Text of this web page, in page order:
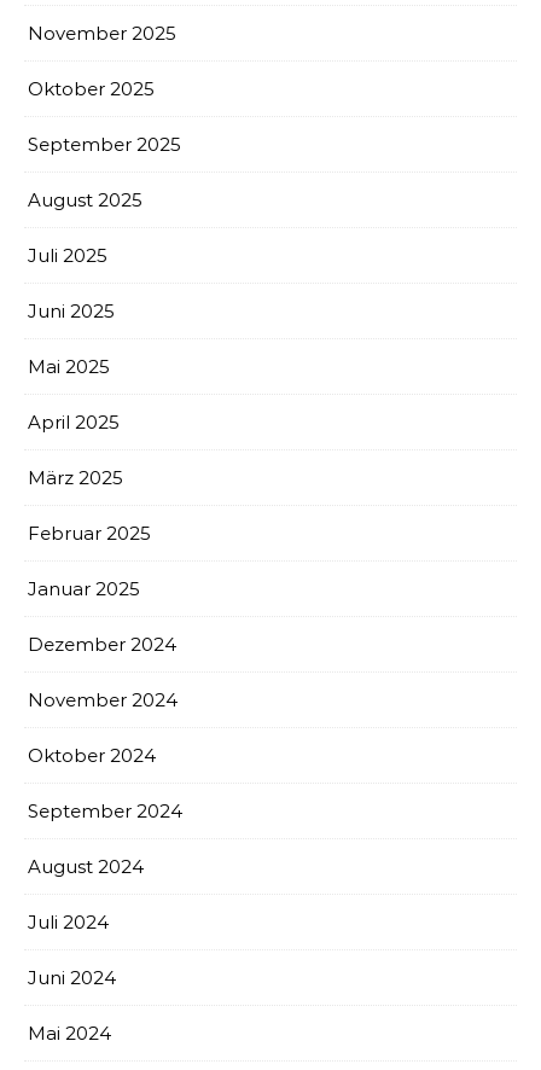
November 2025
Oktober 2025
September 2025
August 2025
Juli 2025
Juni 2025
Mai 2025
April 2025
März 2025
Februar 2025
Januar 2025
Dezember 2024
November 2024
Oktober 2024
September 2024
August 2024
Juli 2024
Juni 2024
Mai 2024